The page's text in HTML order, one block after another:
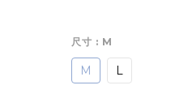
尺寸 : M
M L